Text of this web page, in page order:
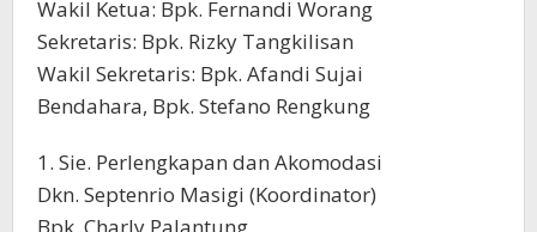
Wakil Ketua: Bpk. Fernandi Worang
Sekretaris: Bpk. Rizky Tangkilisan
Wakil Sekretaris: Bpk. Afandi Sujai
Bendahara, Bpk. Stefano Rengkung
1. Sie. Perlengkapan dan Akomodasi
Dkn. Septenrio Masigi (Koordinator)